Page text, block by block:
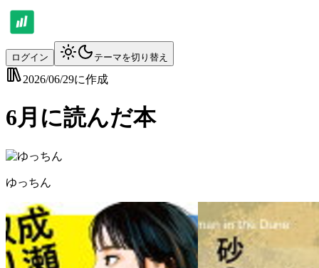
ログイン テーマを切り替え
2026/06/29に作成
6月に読んだ本
ゆっちん